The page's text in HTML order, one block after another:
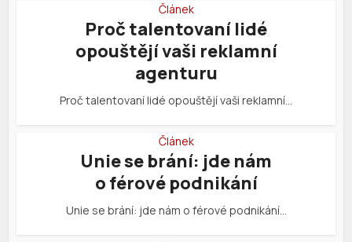
Článek
Proč talentovaní lidé
opouštějí vaši reklamní
agenturu
Proč talentovaní lidé opouštějí vaši reklamní…
Článek
Unie se brání: jde nám
o férové podnikání
Unie se brání: jde nám o férové podnikání…